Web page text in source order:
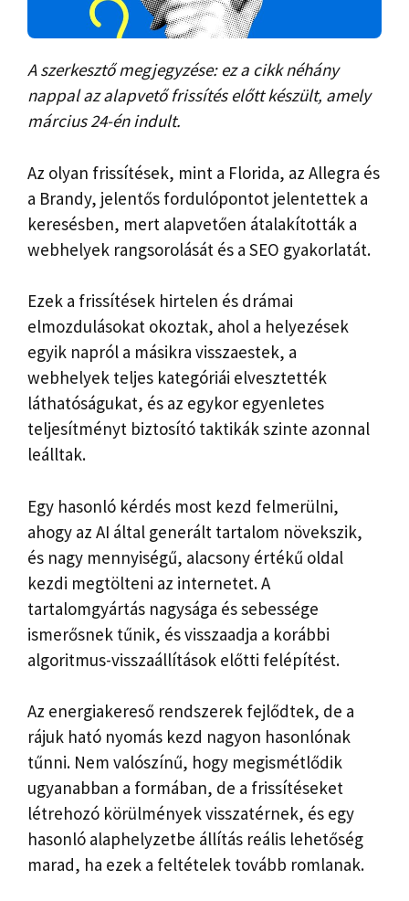
A szerkesztő megjegyzése: ez a cikk néhány
nappal az alapvető frissítés előtt készült, amely
március 24-én indult.
Az olyan frissítések, mint a Florida, az Allegra és
a Brandy, jelentős fordulópontot jelentettek a
keresésben, mert alapvetően átalakították a
webhelyek rangsorolását és a SEO gyakorlatát.
Ezek a frissítések hirtelen és drámai
elmozdulásokat okoztak, ahol a helyezések
egyik napról a másikra visszaestek, a
webhelyek teljes kategóriái elvesztették
láthatóságukat, és az egykor egyenletes
teljesítményt biztosító taktikák szinte azonnal
leálltak.
Egy hasonló kérdés most kezd felmerülni,
ahogy az AI által generált tartalom növekszik,
és nagy mennyiségű, alacsony értékű oldal
kezdi megtölteni az internetet. A
tartalomgyártás nagysága és sebessége
ismerősnek tűnik, és visszaadja a korábbi
algoritmus-visszaállítások előtti felépítést.
Az energiakereső rendszerek fejlődtek, de a
rájuk ható nyomás kezd nagyon hasonlónak
tűnni. Nem valószínű, hogy megismétlődik
ugyanabban a formában, de a frissítéseket
létrehozó körülmények visszatérnek, és egy
hasonló alaphelyzetbe állítás reális lehetőség
marad, ha ezek a feltételek tovább romlanak.